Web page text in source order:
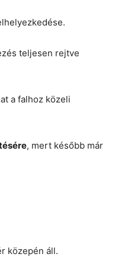
teljesen rejtve
a falhoz közeli
, mert később már
közepén áll.